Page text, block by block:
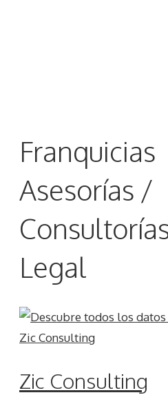
Franquicias
Asesorías /
Legal
Zic Consulting